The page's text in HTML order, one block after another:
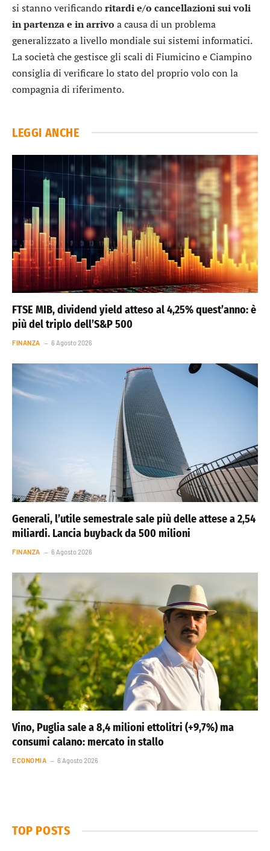
si stanno verificandoritardi e/o cancellazioni sui voli
in partenza e in arrivo a causa di un problema
generalizzato a livello mondiale sui sistemi informatici.
La società che gestisce gli scali di Fiumicino e Ciampino
consiglia di verificare lo stato del proprio volo con la
compagnia di riferimento.
LEGGI ANCHE
FTSE MIB, dividend yield atteso al 4,25% quest’anno: è
più del triplo dell’S&P 500
FINANZA 6 Agosto 2026
Generali, l’utile semestrale sale più delle attese a 2,54
miliardi. Lancia buyback da 500 milioni
FINANZA 6 Agosto 2026
Vino, Puglia sale a 8,4 milioni ettolitri (+9,7%) ma
consumi calano: mercato in stallo
ECONOMIA 6 Agosto 2026
TOP POSTS